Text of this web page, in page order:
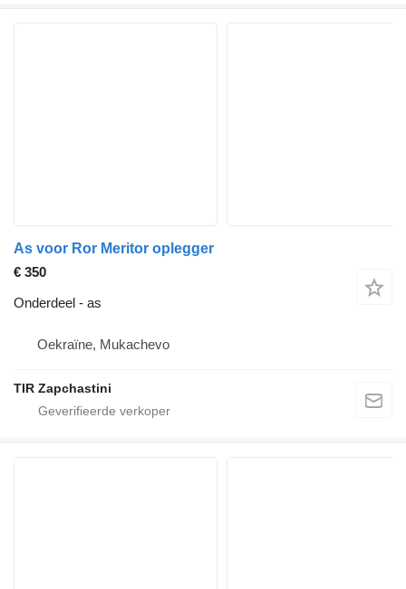
As voor Ror Meritor oplegger
€ 350
Onderdeel - as
Oekraïne, Mukachevo
TIR Zapchastini